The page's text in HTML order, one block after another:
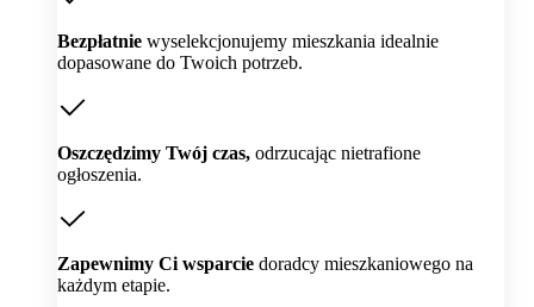
Bezpłatnie wyselekcjonujemy mieszkania idealnie
dopasowane do Twoich potrzeb.
Oszczędzimy Twój czas, odrzucając nietrafione
ogłoszenia.
Zapewnimy Ci wsparcie doradcy mieszkaniowego na
każdym etapie.